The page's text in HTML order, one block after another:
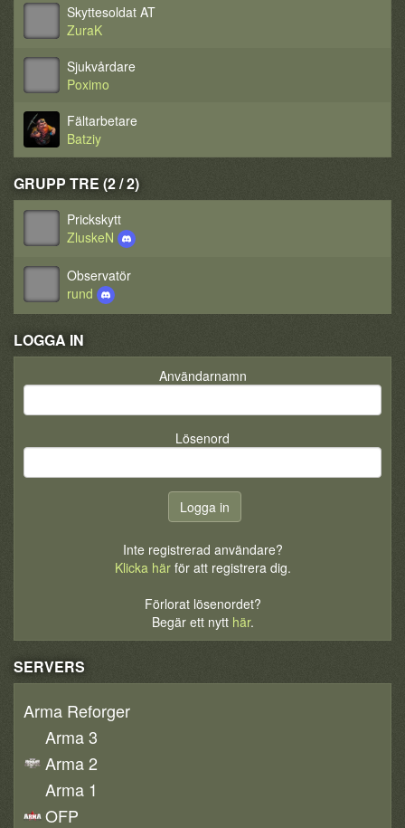
Skyttesoldat AT
ZuraK
Sjukvårdare
Poximo
Fältarbetare
Batziy
GRUPP TRE (2 / 2)
Prickskytt
ZluskeN
Observatör
rund
LOGGA IN
Användarnamn
Lösenord
Inte registrerad användare?
Klicka härför att registrera dig.
Förlorat lösenordet?
Begär ett nytt här.
SERVERS
Arma Reforger
Arma 3
Arma 2
Arma 1
OFP